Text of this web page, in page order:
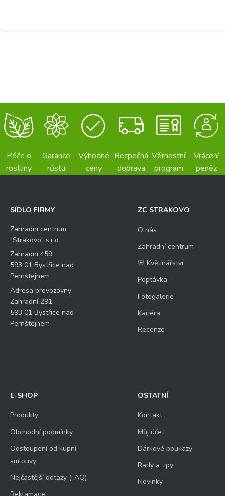
Péče o
rostliny
Garance
růstu
Výhodné
ceny
Bezpečná
doprava
Věrnostní
program
Vrácení
peněz
SÍDLO FIRMY
Zahradní centrum
"Strakovo" s.r.o
Zahradní 459
593 01 Bystřice nad
Pernštejnem
Adresa provozovny:
Zahradní 291
593 01 Bystřice nad
Pernštejnem
ZC STRAKOVO
O nás
Zahradní centrum
🌸 Květinářství
Poptávka
Fotogalerie
Kariéra
Recenze
E-SHOP
Produkty
Obchodní podmínky
Odstoupení od kupní
smlouvy
Nejčastější dotazy (FAQ)
Reklamace
OSTATNÍ
Kontakt
Můj účet
Dárkové poukazy
Rady a tipy
Novinky